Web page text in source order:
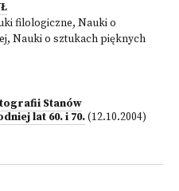
filologiczne, Nauki o
, Nauki o sztukach pięknych
Stanów
lat 60. i 70.(12.10.2004)